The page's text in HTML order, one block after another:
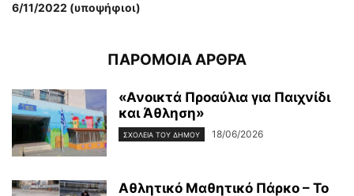
6/11/2022 (υποψήφιοι)
ΠΑΡΟΜΟΙΑ ΑΡΘΡΑ
«Ανοικτά Προαύλια για Παιχνίδι
και Άθληση»
ΣΧΟΛΕΙΑ ΤΟΥ ΔΗΜΟΥ 18/06/2026
Αθλητικό Μαθητικό Πάρκο – Το